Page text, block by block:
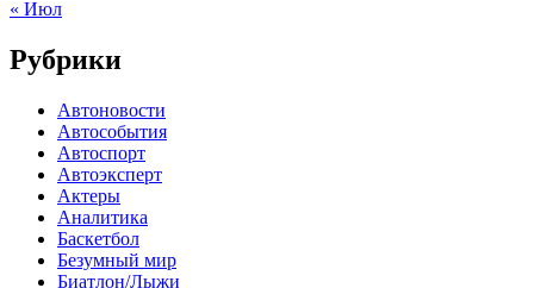
« Июл
Рубрики
Автоновости
Автособытия
Автоспорт
Автоэксперт
Актеры
Аналитика
Баскетбол
Безумный мир
Биатлон/Лыжи